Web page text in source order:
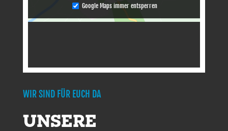
Google Maps immer entsperren
WIR SIND FÜR EUCH DA
UNSERE